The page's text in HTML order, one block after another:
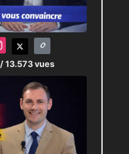
/ 13.573 vues